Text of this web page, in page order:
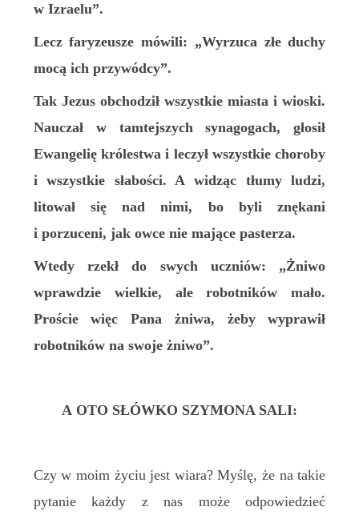
w Izraelu”.
Lecz faryzeusze mówili: „Wyrzuca złe duchy
mocą ich przywódcy”.
Tak Jezus obchodził wszystkie miasta i wioski.
Nauczał w tamtejszych synagogach, głosił
Ewangelię królestwa i leczył wszystkie choroby
i wszystkie słabości. A widząc tłumy ludzi,
litował się nad nimi, bo byli znękani
i porzuceni, jak owce nie mające pasterza.
Wtedy rzekł do swych uczniów: „Żniwo
wprawdzie wielkie, ale robotników mało.
Proście więc Pana żniwa, żeby wyprawił
robotników na swoje żniwo”.
A OTO SŁÓWKO SZYMONA SALI:
Czy w moim życiu jest wiara? Myślę, że na takie
pytanie każdy z nas może odpowiedzieć